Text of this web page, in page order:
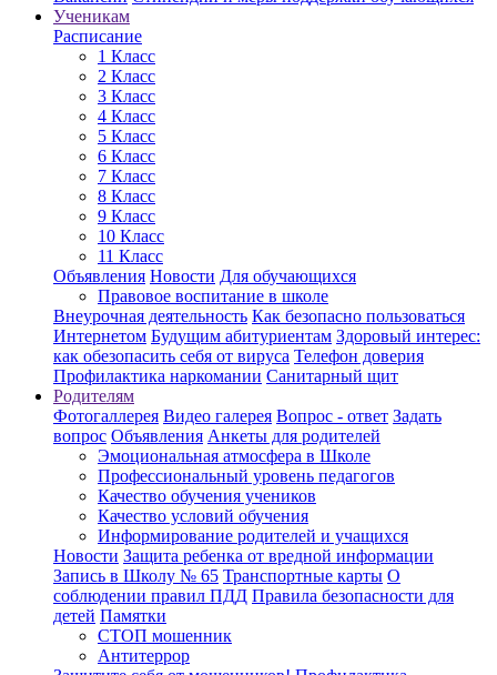
Ученикам
Расписание
1 Класс
2 Класс
3 Класс
4 Класс
5 Класс
6 Класс
7 Класс
8 Класс
9 Класс
10 Класс
11 Класс
Объявления Новости Для обучающихся
Правовое воспитание в школе
Внеурочная деятельность Как безопасно пользоваться
Интернетом Будущим абитуриентам Здоровый интерес:
как обезопасить себя от вируса Телефон доверия
Профилактика наркомании Санитарный щит
Родителям
Фотогаллерея Видео галерея Вопрос - ответ Задать
вопрос Объявления Анкеты для родителей
Эмоциональная атмосфера в Школе
Профессиональный уровень педагогов
Качество обучения учеников
Качество условий обучения
Информирование родителей и учащихся
Новости Защита ребенка от вредной информации
Запись в Школу № 65 Транспортные карты О
соблюдении правил ПДД Правила безопасности для
детей Памятки
СТОП мошенник
Антитеррор